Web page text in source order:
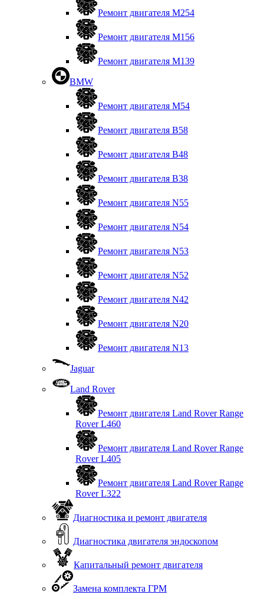
Ремонт двигателя М254
Ремонт двигателя М156
Ремонт двигателя M139
BMW
Ремонт двигателя М54
Ремонт двигателя B58
Ремонт двигателя В48
Ремонт двигателя В38
Ремонт двигателя N55
Ремонт двигателя N54
Ремонт двигателя N53
Ремонт двигателя N52
Ремонт двигателя N42
Ремонт двигателя N20
Ремонт двигателя N13
Jaguar
Land Rover
Ремонт двигателя Land Rover Range
Rover L460
Ремонт двигателя Land Rover Range
Rover L405
Ремонт двигателя Land Rover Range
Rover L322
Диагностика и ремонт двигателя
Диагностика двигателя эндоскопом
Капитальный ремонт двигателя
Замена комплекта ГРМ